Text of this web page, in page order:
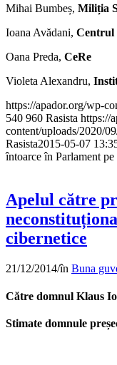
Mihai Bumbeș, Miliția
Ioana Avădani, Centrul
Oana Preda, CeRe
Violeta Alexandru,
https://apador.org/wp-
540 960 Rasista https://
content/uploads/2020/
Rasista2015-05-07
întoarce în Parlament pe
Apelul către
cibernetice
21/12/2014/în Buna
Către domnul Klaus
Stimate domnule